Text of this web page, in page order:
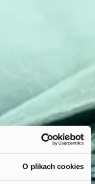
O plikach cookies